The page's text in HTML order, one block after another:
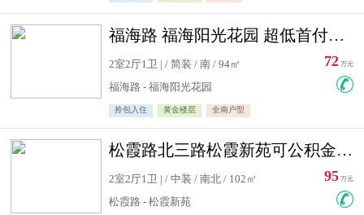
福海路 福海阳光花园 超低首付住宅急售
2室2厅1卫 | / 简装 / 南 / 94㎡
福海路 - 福海阳光花园
拎包入住 黄金楼层 全南户型
72 万元
松霞路北三路松霞新苑可公积金贷款北小区南北通透住宅急售
2室2厅1卫 | / 中装 / 南北 / 102㎡
松霞路 - 松霞新苑
95 万元